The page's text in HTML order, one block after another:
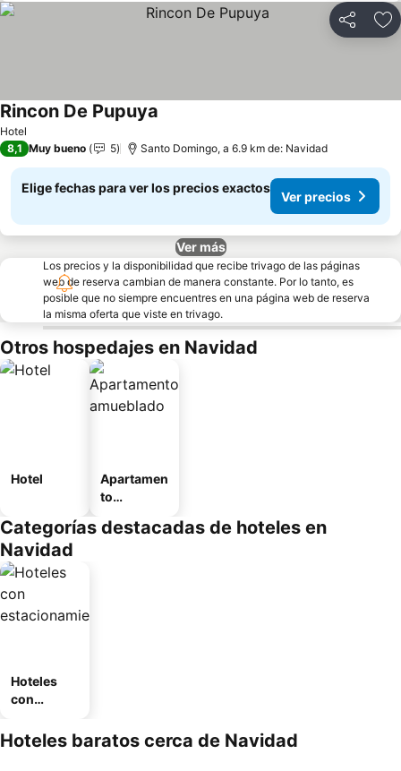
Compartir
Hotel
Rincon De Pupuya
8,1 Muy bueno 5 Santo Domingo, a 6.9 km de: Navidad
Elige fechas para ver los precios exactos
Ver precios
Ver más
Los precios y la disponibilidad que recibe trivago de las páginas
web de reserva cambian de manera constante. Por lo tanto, es
posible que no siempre encuentres en una página web de reserva
la misma oferta que viste en trivago.
Otros hospedajes en Navidad
Hotel
Apartamen
to
o
Categorías destacadas de hoteles en
Navidad
Hoteles
con
miento
Hoteles baratos cerca de Navidad